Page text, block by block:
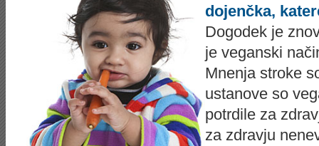
dojenčka,
Dogodek je
je veganski
Mnenja stroke
ustanove so
potrdile za
za zdravju